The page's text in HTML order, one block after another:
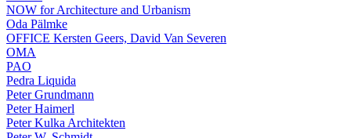
NOW for Architecture and Urbanism
Oda Pälmke
OFFICE Kersten Geers, David Van Severen
OMA
PAO
Pedra Liquida
Peter Grundmann
Peter Haimerl
Peter Kulka Architekten